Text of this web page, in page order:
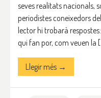
seves realitats nacionals,
periodistes coneixedors
lector hi trobarà
qui fan por, com veuen la
Llegir més →